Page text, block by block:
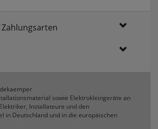
sowie Elektrokleingeräte an
Installateure und den
in Deutschland und in die europäischen